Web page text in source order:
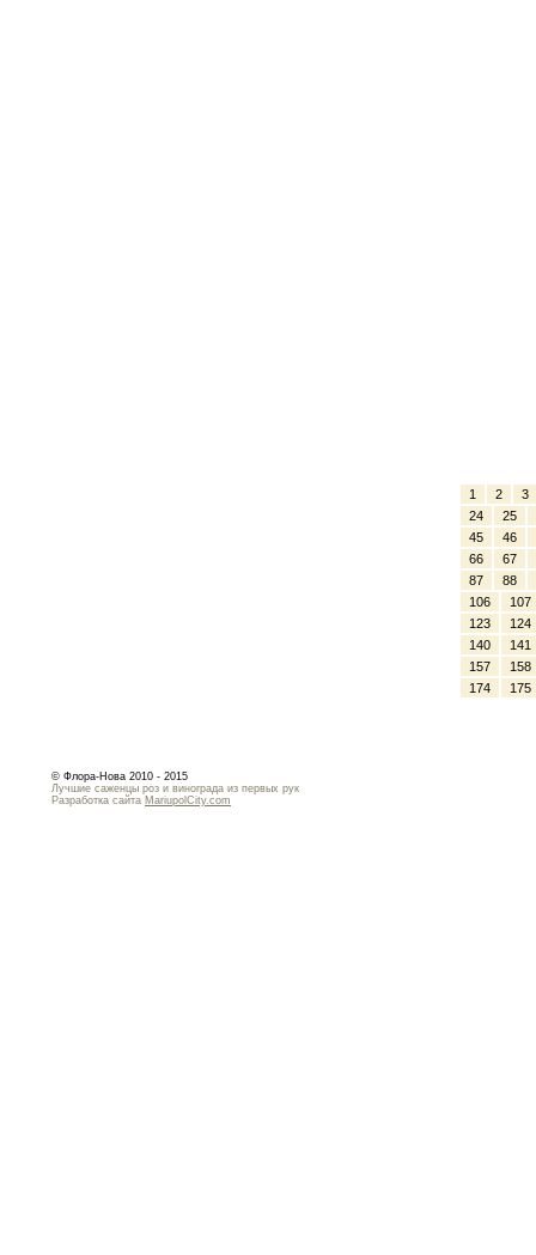
1 2
3
24
25
45
46
66
67
87
88
106
107
123
124
140
141
157
158
174
175
© Флора-Нова 2010 - 2015
Лучшие саженцы роз и винограда из первых рук
Разработка сайта MariupolCity.com